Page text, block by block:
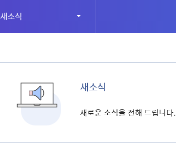
새소식
새소식
새로운 소식을 전해 드립니다.